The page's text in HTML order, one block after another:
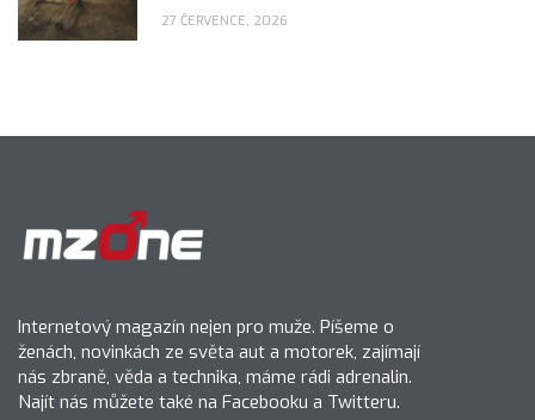
27 ČERVENCE, 2026
Internetový magazín nejen pro muže. Píšeme o
ženách, novinkách ze světa aut a motorek, zajímají
nás zbraně, věda a technika, máme rádi adrenalin.
Najít nás můžete také na Facebooku a Twitteru.